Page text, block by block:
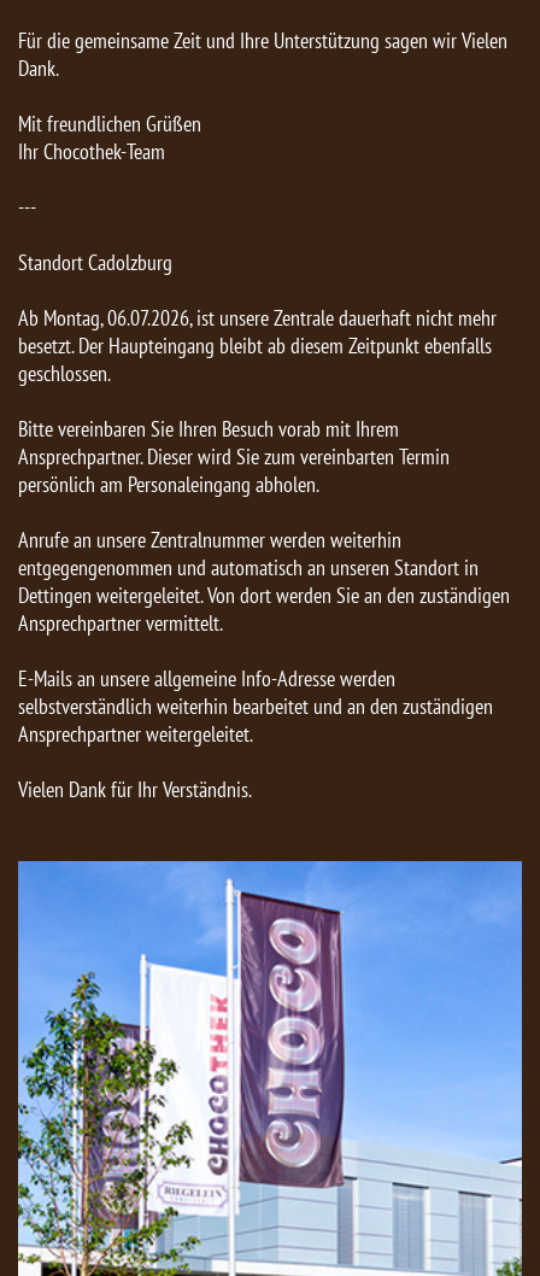
Für die gemeinsame Zeit und Ihre Unterstützung sagen wir Vielen
Dank.
Mit freundlichen Grüßen
Ihr Chocothek-Team
---
Standort Cadolzburg
Ab Montag, 06.07.2026, ist unsere Zentrale dauerhaft nicht mehr
besetzt. Der Haupteingang bleibt ab diesem Zeitpunkt ebenfalls
geschlossen.
Bitte vereinbaren Sie Ihren Besuch vorab mit Ihrem
Ansprechpartner. Dieser wird Sie zum vereinbarten Termin
persönlich am Personaleingang abholen.
Anrufe an unsere Zentralnummer werden weiterhin
entgegengenommen und automatisch an unseren Standort in
Dettingen weitergeleitet. Von dort werden Sie an den zuständigen
Ansprechpartner vermittelt.
E-Mails an unsere allgemeine Info-Adresse werden
selbstverständlich weiterhin bearbeitet und an den zuständigen
Ansprechpartner weitergeleitet.
Vielen Dank für Ihr Verständnis.